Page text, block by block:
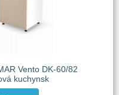
Vento DK-60/82
kuchynsk